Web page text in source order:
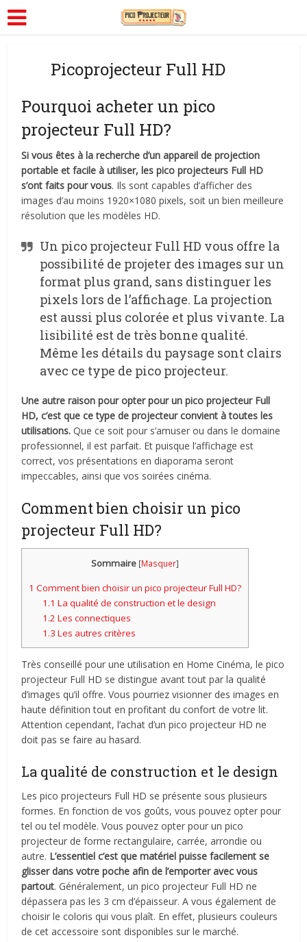
Picoprojecteur Full HD
Pourquoi acheter un pico
projecteur Full HD?
Si vous êtes à la recherche d’un appareil de projection
portable et facile à utiliser, les pico projecteurs Full HD
s’ont faits pour vous. Ils sont capables d’afficher des
images d’au moins 1920×1080 pixels, soit un bien meilleure
résolution que les modèles HD.
Un pico projecteur Full HD vous offre la
possibilité de projeter des images sur un
format plus grand, sans distinguer les
pixels lors de l’affichage. La projection
est aussi plus colorée et plus vivante. La
lisibilité est de très bonne qualité.
Même les détails du paysage sont clairs
avec ce type de pico projecteur.
Une autre raison pour opter pour un pico projecteur Full
HD, c’est que ce type de projecteur convient à toutes les
utilisations. Que ce soit pour s’amuser ou dans le domaine
professionnel, il est parfait. Et puisque l’affichage est
correct, vos présentations en diaporama seront
impeccables, ainsi que vos soirées cinéma.
Comment bien choisir un pico
projecteur Full HD?
Sommaire [Masquer]
1 Comment bien choisir un pico projecteur Full HD?
1.1 La qualité de construction et le design
1.2 Les connectiques
1.3 Les autres critères
Très conseillé pour une utilisation en Home Cinéma, le pico
projecteur Full HD se distingue avant tout par la qualité
d’images qu’il offre. Vous pourriez visionner des images en
haute définition tout en profitant du confort de votre lit.
Attention cependant, l’achat d’un pico projecteur HD ne
doit pas se faire au hasard.
La qualité de construction et le design
Les pico projecteurs Full HD se présente sous plusieurs
formes. En fonction de vos goûts, vous pouvez opter pour
tel ou tel modèle. Vous pouvez opter pour un pico
projecteur de forme rectangulaire, carrée, arrondie ou
autre. L’essentiel c’est que matériel puisse facilement se
glisser dans votre poche afin de l’emporter avec vous
partout. Généralement, un pico projecteur Full HD ne
dépassera pas les 3 cm d’épaisseur. A vous également de
choisir le coloris qui vous plaît. En effet, plusieurs couleurs
de cet accessoire sont disponibles sur le marché.